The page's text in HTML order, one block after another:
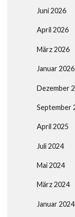
Juni 2026
April 2026
März 2026
Januar 2026
Dezember
September
April 2025
Juli 2024
Mai 2024
März 2024
Januar 2024